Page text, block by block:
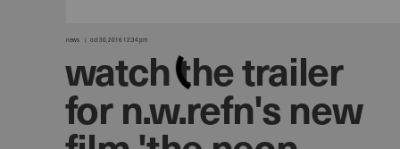
news oct 30, 2016 12:34 pm
watch the trailer
for n.w.refn's new